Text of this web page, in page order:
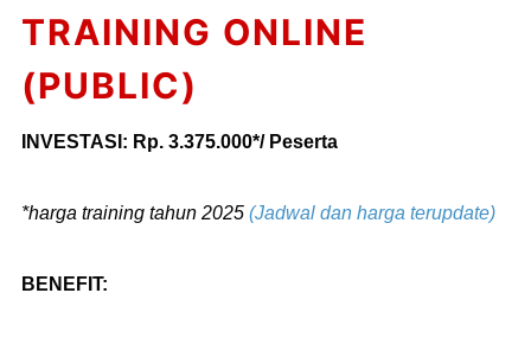
TRAINING ONLINE
(PUBLIC)
INVESTASI: Rp. 3.375.000*/ Peserta
*harga training tahun 2025 (Jadwal dan harga terupdate)
BENEFIT: